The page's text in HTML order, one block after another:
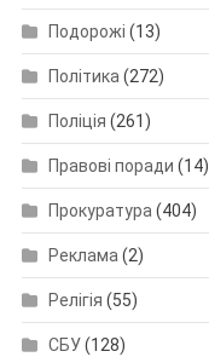
Подорожі (13)
Політика (272)
Поліція (261)
Правові поради (14)
Прокуратура (404)
Реклама (2)
Релігія (55)
СБУ(128)